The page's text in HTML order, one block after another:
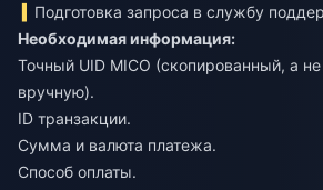
Подготовка запроса в службу
Необходимая информация:
Точный UID MICO (скопированный, а
вручную).
ID транзакции.
Сумма и валюта платежа.
Способ оплаты.